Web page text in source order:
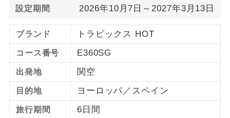
設定期間 2026年10月7日～2027年3月13日
ブランド トラピックス HOT
コース番号 E360SG
出発地 関空
目的地 ヨーロッパ／スペイン
旅行期間 6日間
画にとても便利です。
ホテル指定
ご紹介するホテルを指定したコースで
す。